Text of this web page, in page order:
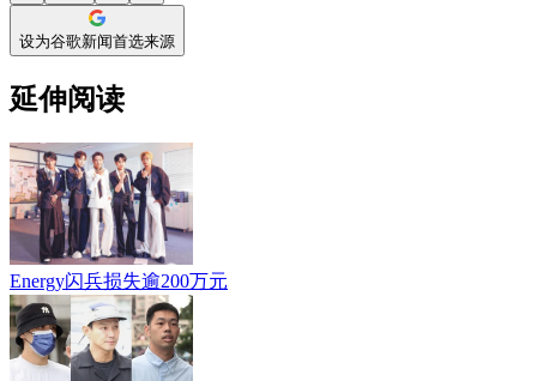
设为谷歌新闻首选来源
延伸阅读
Energy闪兵损失逾200万元